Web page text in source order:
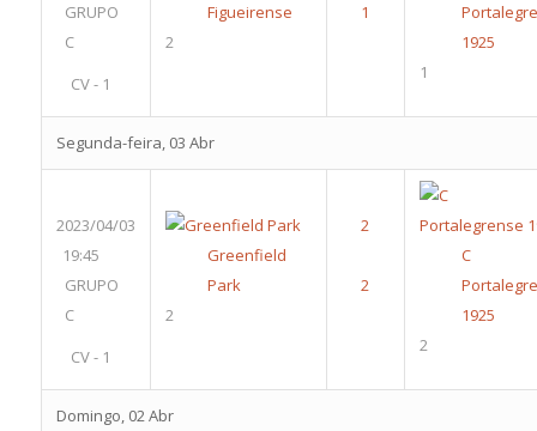
GRUPO
C
CV - 1
Figueirense
2
1925
1
Segunda-feira, 03 Abr
2023/04/03
19:45
GRUPO
C
CV - 1
Greenfield
Park
2
C
1925
2
Domingo, 02 Abr